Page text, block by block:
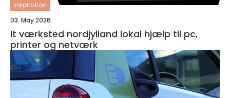
inspiration
03. May 2026
It værksted nordjylland lokal hjælp til pc,
printer og netværk